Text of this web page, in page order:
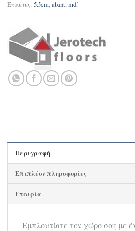
Ετικέτες: 5.5cm,abant,mdf
Περιγραφή
Επιπλέον πληροφορίες
Εταιρία
Εμπλουτίστε τον χώρο σας με